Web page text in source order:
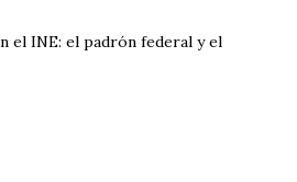
el INE: el padrón federal y el